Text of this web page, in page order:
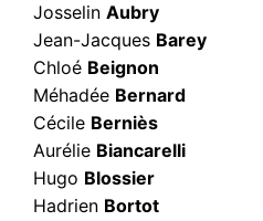
JosselinAubry
Jean-Jacques Barey
Chloé Beignon
Méhadée Bernard
Cécile Berniès
Aurélie Biancarelli
Hugo Blossier
Hadrien Bortot